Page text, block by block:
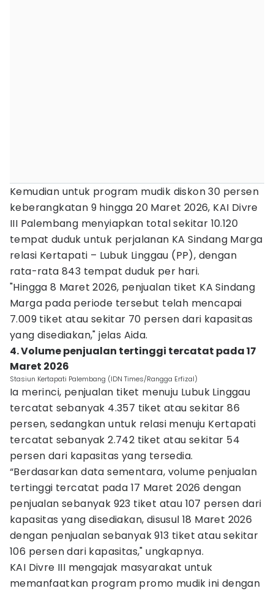
Kemudian untuk program mudik diskon 30 persen
keberangkatan 9 hingga 20 Maret 2026, KAI Divre
III Palembang menyiapkan total sekitar 10.120
tempat duduk untuk perjalanan KA Sindang Marga
relasi Kertapati – Lubuk Linggau (PP), dengan
rata-rata 843 tempat duduk per hari.
"Hingga 8 Maret 2026, penjualan tiket KA Sindang
Marga pada periode tersebut telah mencapai
7.009 tiket atau sekitar 70 persen dari kapasitas
yang disediakan," jelas Aida.
4. Volume penjualan tertinggi tercatat pada 17
Maret 2026
Stasiun Kertapati Palembang (IDN Times/Rangga Erfizal)
Ia merinci, penjualan tiket menuju Lubuk Linggau
tercatat sebanyak 4.357 tiket atau sekitar 86
persen, sedangkan untuk relasi menuju Kertapati
tercatat sebanyak 2.742 tiket atau sekitar 54
persen dari kapasitas yang tersedia.
“Berdasarkan data sementara, volume penjualan
tertinggi tercatat pada 17 Maret 2026 dengan
penjualan sebanyak 923 tiket atau 107 persen dari
kapasitas yang disediakan, disusul 18 Maret 2026
dengan penjualan sebanyak 913 tiket atau sekitar
106 persen dari kapasitas," ungkapnya.
KAI Divre III mengajak masyarakat untuk
memanfaatkan program promo mudik ini dengan